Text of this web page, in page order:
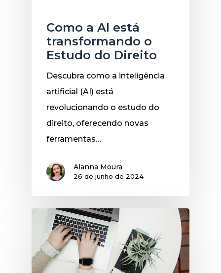
Como a AI está
transformando o
Estudo do Direito
Descubra como a inteligência
artificial (AI) está
revolucionando o estudo do
direito, oferecendo novas
ferramentas…
Alanna Moura
26 de junho de 2024